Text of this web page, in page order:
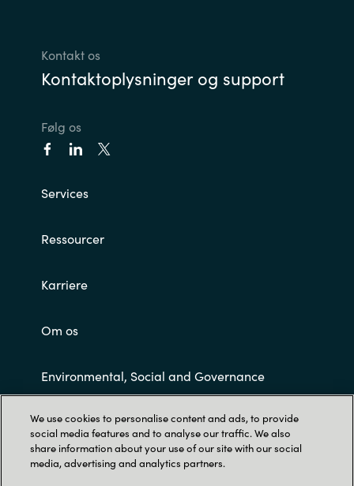
Kontakt os
Kontaktoplysninger og support
Følg os
Services
Ressourcer
Karriere
Om os
Environmental, Social and Governance
Customer Terms and Conditions
We use cookies to personalise content and ads, to provide
social media features and to analyse our traffic. We also
share information about your use of our site with our social
media, advertising and analytics partners.